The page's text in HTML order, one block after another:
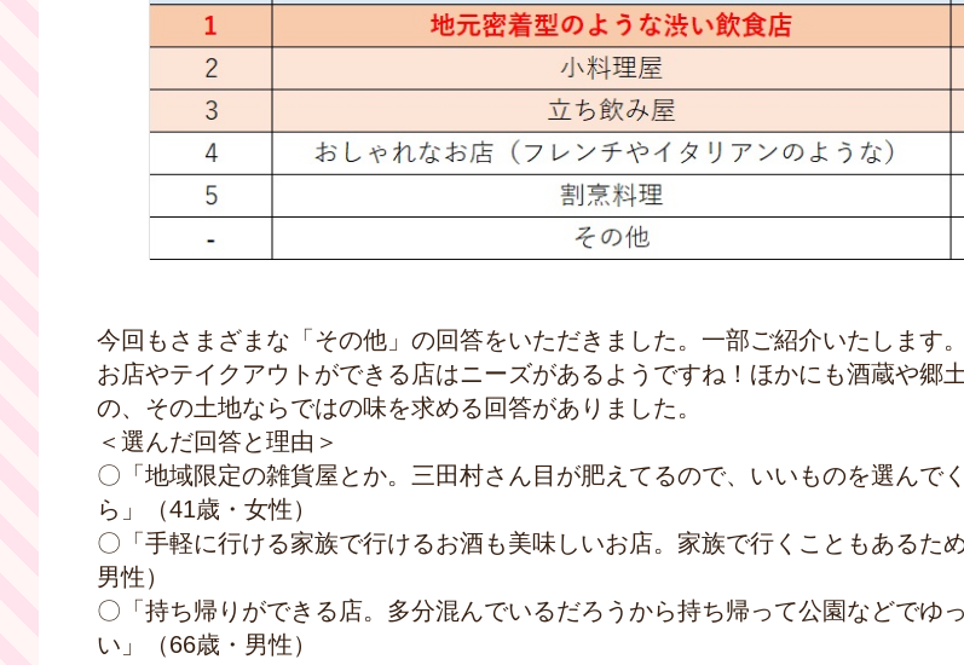
今回もさまざまな「その他」の回答をいただきました。一部ご紹介いたします
お店やテイクアウトができる店はニーズがあるようですね！ほかにも酒蔵や郷
の、その土地ならではの味を求める回答がありました。
＜選んだ回答と理由＞
〇「地域限定の雑貨屋とか。三田村さん目が肥えてるので、いいものを選んで
ら」（41歳・女性）
〇「手軽に行ける家族で行けるお酒も美味しいお店。家族で行くこともあるた
男性）
〇「持ち帰りができる店。多分混んでいるだろうから持ち帰って公園などでゆ
い」（66歳・男性）